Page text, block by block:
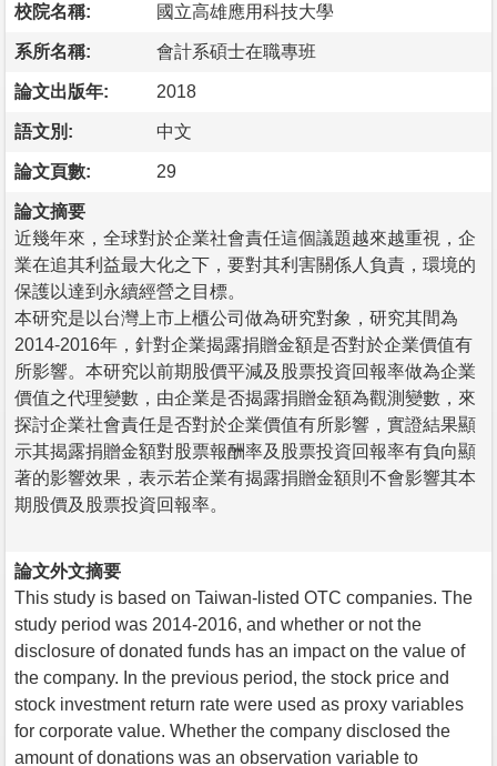
校院名稱: 國立高雄應用科技大學
系所名稱: 會計系碩士在職專班
論文出版年: 2018
語文別: 中文
論文頁數: 29
論文摘要
近幾年來，全球對於企業社會責任這個議題越來越重視，企
業在追其利益最大化之下，要對其利害關係人負責，環境的
保護以達到永續經營之目標。
本研究是以台灣上市上櫃公司做為研究對象，研究其間為
2014-2016年，針對企業揭露捐贈金額是否對於企業價值有
所影響。本研究以前期股價平減及股票投資回報率做為企業
價值之代理變數，由企業是否揭露捐贈金額為觀測變數，來
探討企業社會責任是否對於企業價值有所影響，實證結果顯
示其揭露捐贈金額對股票報酬率及股票投資回報率有負向顯
著的影響效果，表示若企業有揭露捐贈金額則不會影響其本
期股價及股票投資回報率。
論文外文摘要
This study is based on Taiwan-listed OTC companies. The
study period was 2014-2016, and whether or not the
disclosure of donated funds has an impact on the value of
the company. In the previous period, the stock price and
stock investment return rate were used as proxy variables
for corporate value. Whether the company disclosed the
amount of donations was an observation variable to